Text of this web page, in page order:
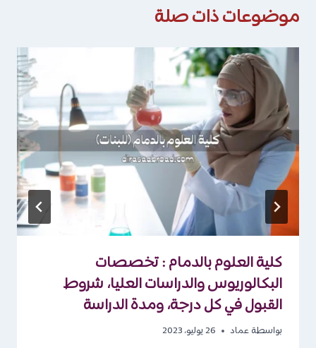
موضوعات ذات صلة
كلية العلوم بالدمام : تخصصات
البكالوريوس والدراسات العليا، شروط
القبول في كل درجة، ومدة الدراسة
بواسطة عماد 26 يوليو، 2023